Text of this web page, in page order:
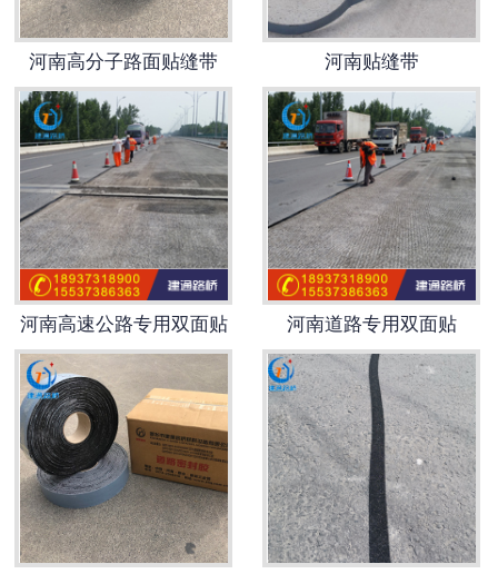
河南高分子路面贴缝带 河南贴缝带
河南高速公路专用双面贴 河南道路专用双面贴